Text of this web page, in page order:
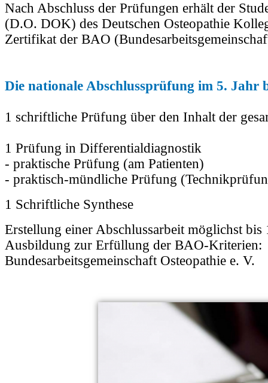
Nach Abschluss der Prüfungen erhält der
(D.O. DOK) des Deutschen Osteopathie
Zertifikat der BAO
Die nationale Abschlussprüfung im 5. Jahr
1 schriftliche Prüfung über den Inhalt der
1 Prüfung in Differentialdiagnostik
- praktische Prüfung (am Patienten)
- praktisch-mündliche Prüfung
1 Schriftliche Synthese
Erstellung einer Abschlussarbeit möglichst bis
Ausbildung zur Erfüllung der BAO-Kriterien:
Bundesarbeitsgemeinschaft Osteopathie e. V.